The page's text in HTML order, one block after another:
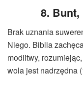
8.
Brak uznania
Niego. Biblia
modlitwy,
wola jest nadrzędna